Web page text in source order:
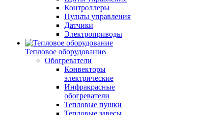
Контроллеры
Пульты управления
Датчики
Электроприводы
Тепловое оборудование
Обогреватели
Конвекторы
электрические
Инфракрасные
обогреватели
Тепловые пушки
Тепловые завесы